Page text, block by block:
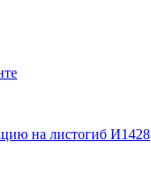
на листогиб И1428